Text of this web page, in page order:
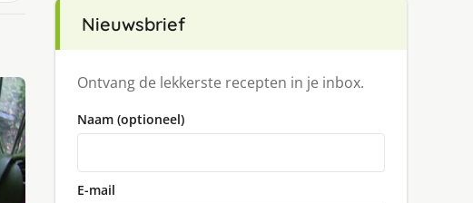
Nieuwsbrief
Ontvang de lekkerste recepten in je inbox.
Naam (optioneel)
E-mail